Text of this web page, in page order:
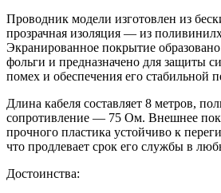
Проводник модели изготовлен из
прозрачная изоляция — из
Экранированное покрытие
фольги и предназначено для защиты
помех и обеспечения его стабильной
Длина кабеля составляет 8 метров,
сопротивление — 75 Ом. Внешнее
прочного пластика устойчиво к
что продлевает срок его службы в
Достоинства: